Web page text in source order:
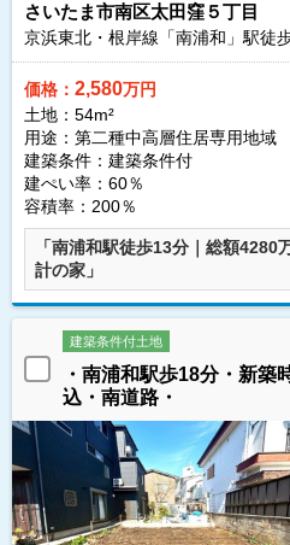
さいたま市南区太田窪５丁目
京浜東北・根岸線「南浦和」駅徒
価格： 2,580万円
土地：54m²
用途：第二種中高層住居専用地域
建築条件： 建築条件付
建ぺい率：60％
容積率：200％
「南浦和駅徒歩13分｜総額4280
計の家」
建築条件付土地
・南浦和駅歩18分・新築
込・南道路・